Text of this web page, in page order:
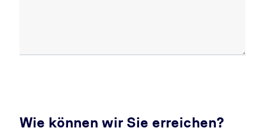
Wie können wir Sie erreichen?